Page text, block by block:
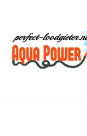
Ga
naar
de